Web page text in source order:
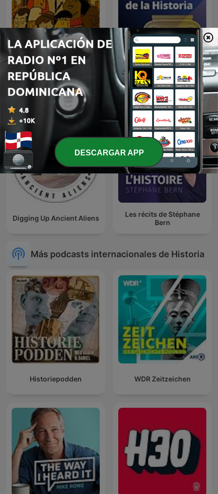
El pasado repasado
Curiosidades de la
Historia National
Geographic
Digging Up Ancient Aliens
Les récits de Stéphane
Bern
Más podcasts internacionales de Historia
Historiepodden WDR Zeitzeichen
DESCARGAR APP